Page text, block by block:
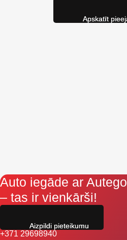
Auto iegāde ar Autego
– tas ir vienkārši!
+371 29698940